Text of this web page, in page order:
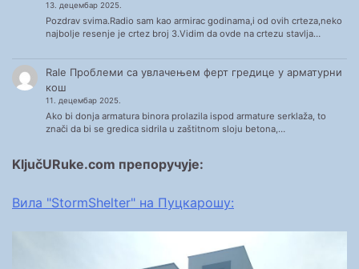
13. децембар 2025.
Pozdrav svima.Radio sam kao armirac godinama,i od ovih crteza,neko
najbolje resenje je crtez broj 3.Vidim da ovde na crtezu stavlja…
Rale Проблеми са увлачењем ферт гредице у арматурни
кош
11. децембар 2025.
Ako bi donja armatura binora prolazila ispod armature serklaža, to
znači da bi se gredica sidrila u zaštitnom sloju betona,…
KljučURuke.com препоручује:
Вила "StormShelter" на Пуцкарошу: